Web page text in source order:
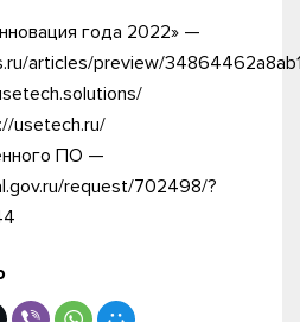
года 2022» —
articles/preview/
usetech.ru/
ПО —
request/702498/?